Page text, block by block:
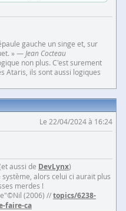
gauche un singe et, sur
» — Jean Cocteau
non plus. C'est surement
Ataris, ils sont aussi logiques
Le 22/04/2024 à 16:24
aussi de DevLynx)
alors celui ci aurait plus
merdes !
(2006) //topics/6238-
faire-ca